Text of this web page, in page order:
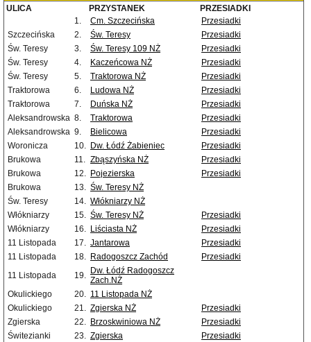
ULICA PRZYSTANEK
PRZESIADKI
1.
Cm. Szczecińska
Przesiadki
Szczecińska
2. Św. Teresy
Przesiadki
Św. Teresy
3. Św. Teresy 109 NŻ
Przesiadki
Św. Teresy
4. Kaczeńcowa NŻ
Przesiadki
Św. Teresy
5. Traktorowa NŻ
Przesiadki
Traktorowa
6. Ludowa NŻ
Przesiadki
Traktorowa
7. Duńska NŻ
Przesiadki
Aleksandrowska 8. Traktorowa
Przesiadki
Aleksandrowska 9. Bielicowa
Przesiadki
Woronicza
10. Dw. Łódź Żabieniec
Przesiadki
Brukowa
11. Zbąszyńska NŻ
Przesiadki
Brukowa
12. Pojezierska
Przesiadki
Brukowa
13. Św. Teresy NŻ
Św. Teresy
14. Włókniarzy NŻ
Włókniarzy
15. Św. Teresy NŻ
Przesiadki
Włókniarzy
16. Liściasta NŻ
Przesiadki
11 Listopada
17. Jantarowa
Przesiadki
11 Listopada
18. Radogoszcz Zachód
Przesiadki
11 Listopada
19. Dw. Łódź Radogoszcz
Zach.NŻ
Okulickiego
20. 11 Listopada NŻ
Okulickiego
21. Zgierska NŻ
Przesiadki
Zgierska
22. Brzoskwiniowa NŻ
Przesiadki
Świtezianki
23. Zgierska
Przesiadki